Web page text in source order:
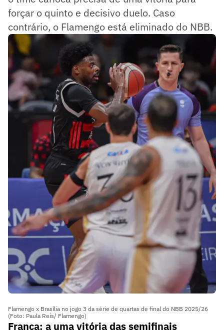
forçar o quinto e decisivo duelo. Caso
contrário, o Flamengo está eliminado do NBB.
Flamengo x Brasília no jogo 3 da série de quartas de final do NBB 2025/26
(Foto: Paula Reis/ Flamengo)
Franca: a uma vitória das semifinais